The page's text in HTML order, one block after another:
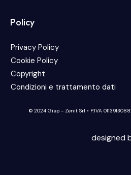
Policy
Privacy Policy
Cookie Policy
Copyright
Condizioni e trattamento dati
© 2024 Giap - Zenit Srl • P.IVA
designed